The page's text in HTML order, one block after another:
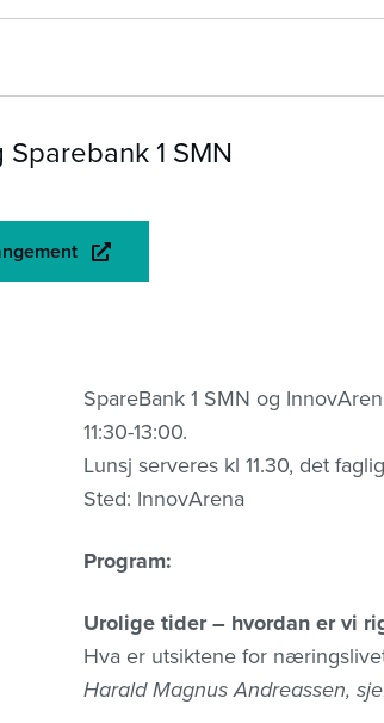
1 SMN
SpareBank 1 SMN og
11:30-13:00.
Lunsj serveres kl 11.30, det
Sted: InnovArena
Program:
Urolige tider – hvordan er vi
Hva er utsiktene for
Harald Magnus Andreassen,